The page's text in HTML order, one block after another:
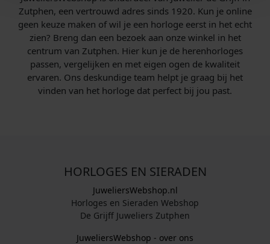
Zutphen, een vertrouwd adres sinds 1920. Kun je online
geen keuze maken of wil je een horloge eerst in het echt
zien? Breng dan een bezoek aan onze winkel in het
centrum van Zutphen. Hier kun je de herenhorloges
passen, vergelijken en met eigen ogen de kwaliteit
ervaren. Ons deskundige team helpt je graag bij het
vinden van het horloge dat perfect bij jou past.
HORLOGES EN SIERADEN
JuweliersWebshop.nl
Horloges en Sieraden Webshop
De Grijff Juweliers Zutphen
JuweliersWebshop - over ons